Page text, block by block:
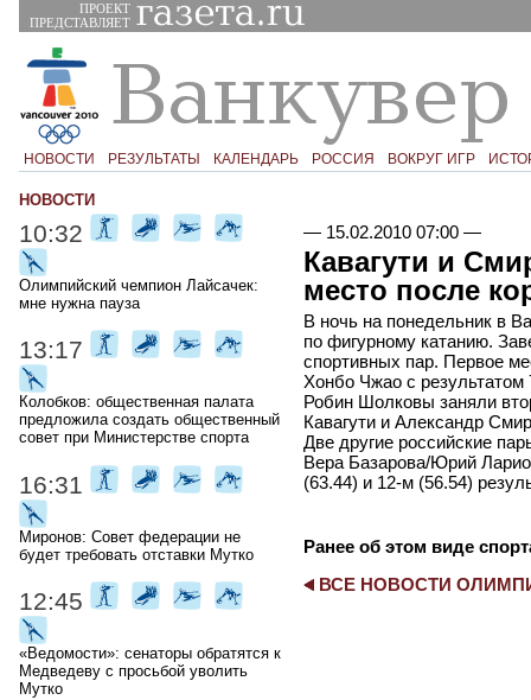
ПРОЕКТ
ПРЕДСТАВЛЯЕТ
НОВОСТИ РЕЗУЛЬТАТЫ КАЛЕНДАРЬ РОССИЯ ВОКРУГ ИГР
— 15.02.2010 07:00—
Кавагути и
место после
В ночь на понедельник в
по фигурному катанию.
спортивных пар. Первое
Хонбо Чжао с
Робин Шолковы заняли
Кавагути и Александр
Две другие российские
Вера Базарова/Юрий
(63.44) и 12-м (56.54)
Ранее об этом виде
ВСЕ НОВОСТИ
НОВОСТИ
10:32
Олимпийский чемпион Лайсачек:
мне нужна пауза
13:17
Колобков: общественная палата
предложила создать общественный
совет при Министерстве спорта
16:31
Миронов: Совет федерации не
будет требовать отставки Мутко
12:45
«Ведомости»: сенаторы обратятся к
Медведеву с просьбой уволить
Мутко